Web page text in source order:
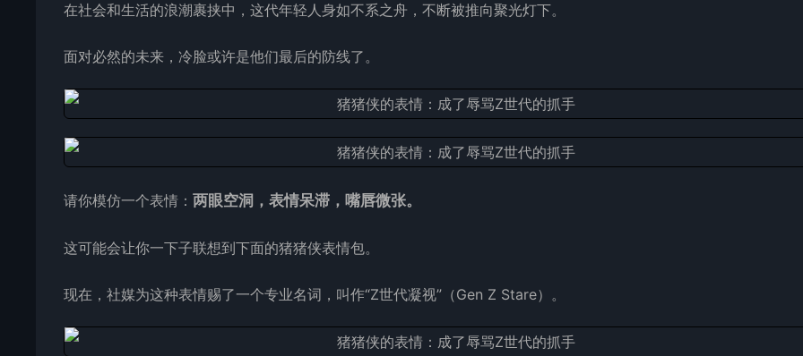
在社会和生活的浪潮裹挟中，这代年轻人身如不系之舟，不断被推向聚光灯下。
面对必然的未来，冷脸或许是他们最后的防线了。
请你模仿一个表情： 两眼空洞，表情呆滞，嘴唇微张。
这可能会让你一下子联想到下面的猪猪侠表情包。
现在，社媒为这种表情赐了一个专业名词，叫作“Z世代凝视”（Gen Z Stare）。